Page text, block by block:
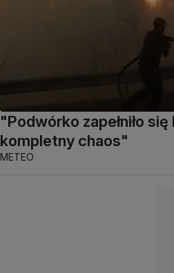
"Podwórko zapełniło się
kompletny chaos"
METEO